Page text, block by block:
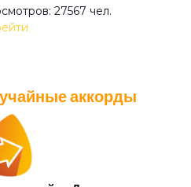
(feat. Индаблэк & qurt
(OST «Псих»)
27567 чел.
— Плохо танцевать: аккорды
26043 чел.
аккорды